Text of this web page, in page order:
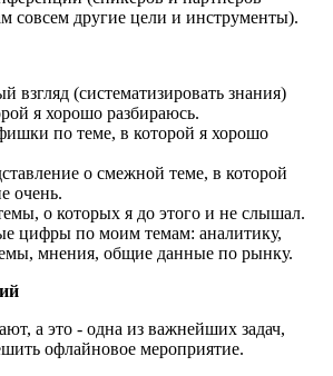
совсем другие цели и инструменты).
взгляд (систематизировать знания)
я хорошо разбираюсь.
по теме, в которой я хорошо
о смежной теме, в которой
очень.
о которых я до этого и не слышал.
цифры по моим темам: аналитику,
мнения, общие данные по рынку.
а это - одна из важнейших задач,
офлайновое мероприятие.